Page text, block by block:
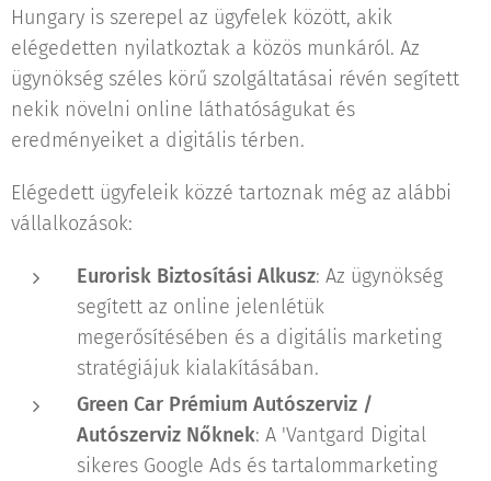
Hungary is szerepel az ügyfelek között, akik
elégedetten nyilatkoztak a közös munkáról. Az
ügynökség széles körű szolgáltatásai révén segített
nekik növelni online láthatóságukat és
eredményeiket a digitális térben.
Elégedett ügyfeleik közzé tartoznak még az alábbi
vállalkozások:
Eurorisk Biztosítási Alkusz: Az ügynökség
segített az online jelenlétük
megerősítésében és a digitális marketing
stratégiájuk kialakításában.
Green Car Prémium Autószerviz /
Autószerviz Nőknek: A 'Vantgard Digital
sikeres Google Ads és tartalommarketing